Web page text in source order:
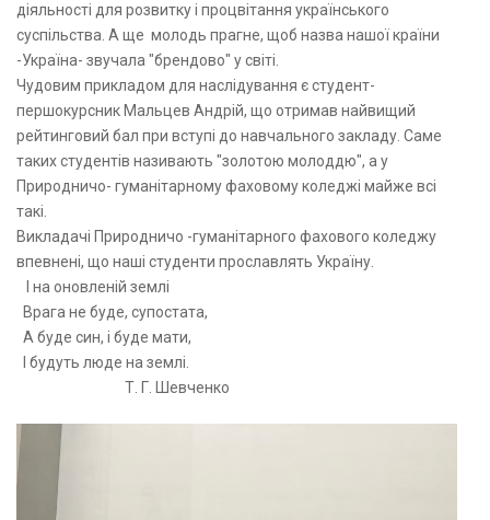
діяльності для розвитку і процвітання українського
суспільства. А ще молодь прагне, щоб назва нашої країни
-Україна- звучала "брендово" у світі.
Чудовим прикладом для наслідування є студент-
першокурсник Мальцев Андрій, що отримав найвищий
рейтинговий бал при вступі до навчального закладу. Саме
таких студентів називають "золотою молоддю", а у
Природничо- гуманітарному фаховому коледжі майже всі
такі.
Викладачі Природничо -гуманітарного фахового коледжу
впевнені, що наші студенти прославлять Україну.
І на оновленій землі
Врага не буде, супостата,
А буде син, і буде мати,
І будуть люде на землі.
Т. Г. Шевченко